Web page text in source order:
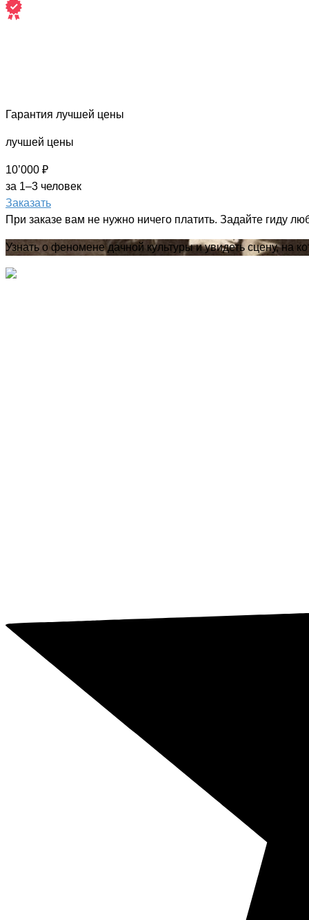
Гарантия лучшей цены
лучшей цены
10’000 ₽
за 1–3 человек
Заказать
При заказе вам не нужно ничего платить. Задайте гиду
Узнать о феномене дачной культуры и увидеть сцену, на